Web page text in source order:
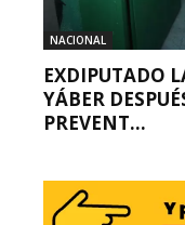
NACIONAL
EXDIPUTADO
YÁBER
PREVENT...